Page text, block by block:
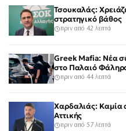
Τσουκαλάς:
στρατηγικό βάθος
πριν από 42 λεπτά
Greek Mafia: Νέα
στο Παλαιό
πριν από 44 λεπτά
Χαρδαλιάς: Καμία
Αττικής
πριν από 57 λεπτά